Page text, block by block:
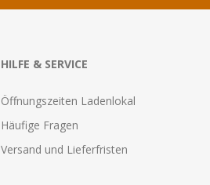
HILFE & SERVICE
Öffnungszeiten Ladenlokal
Häufige Fragen
Versand und Lieferfristen